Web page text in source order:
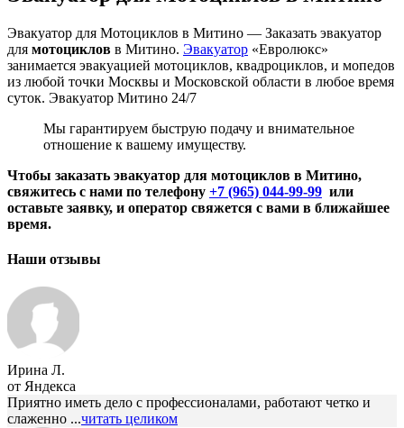
Эвакуатор для Мотоциклов в Митино — Заказать эвакуатор
для мотоциклов в Митино. Эвакуатор «Евролюкс»
занимается эвакуацией мотоциклов, квадроциклов, и мопедов
из любой точки Москвы и Московской области в любое время
суток. Эвакуатор Митино 24/7
Мы гарантируем быструю подачу и внимательное
отношение к вашему имуществу.
Чтобы заказать эвакуатор для мотоциклов в Митино,
свяжитесь с нами по телефону +7 (965) 044-99-99 или
оставьте заявку, и оператор свяжется с вами в ближайшее
время.
Наши отзывы
Ирина Л.
от Яндекса
Приятно иметь дело с профессионалами, работают четко и
слаженно ...читать целиком